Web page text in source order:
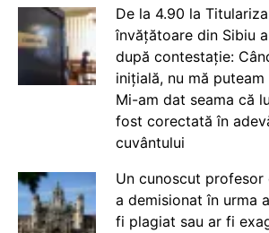
De la 4.90 la
învățătoare din Sibiu
după contestație:
inițială, nu mă
Mi-am dat seama că
fost corectată în
cuvântului
Un cunoscut profesor
a demisionat în urma
fi plagiat sau ar fi